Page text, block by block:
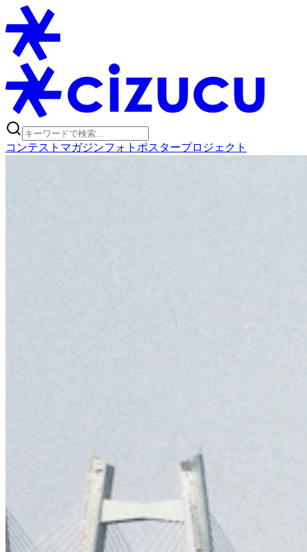
コンテスト マガジンフォトポスタープロジェクト